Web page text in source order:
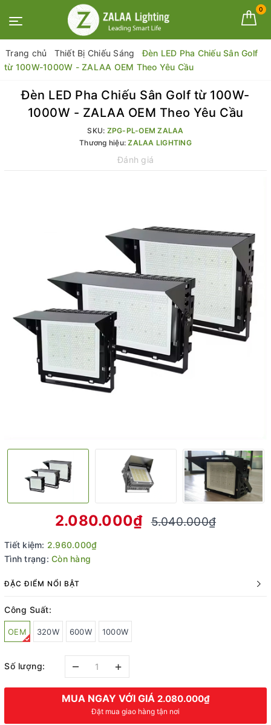
0
Trang chủ Thiết Bị Chiếu Sáng
Đèn LED Pha Chiếu Sân Golf
từ 100W-1000W - ZALAA OEM Theo Yêu Cầu
Đèn LED Pha Chiếu Sân Golf từ 100W-
1000W - ZALAA OEM Theo Yêu Cầu
SKU: ZPG-PL-OEM ZALAA
Thương hiệu:ZALAA LIGHTING
Đánh giá
2.080.000₫ 5.040.000₫
Tiết kiệm: 2.960.000₫
Tình trạng: Còn hàng
ĐẶC ĐIỂM NỔI BẬT
Công Suất:
OEM 320W 600W 1000W
Số lượng: – +
MUA NGAY VỚI GIÁ 2.080.000₫
Đặt mua giao hàng tận nơi